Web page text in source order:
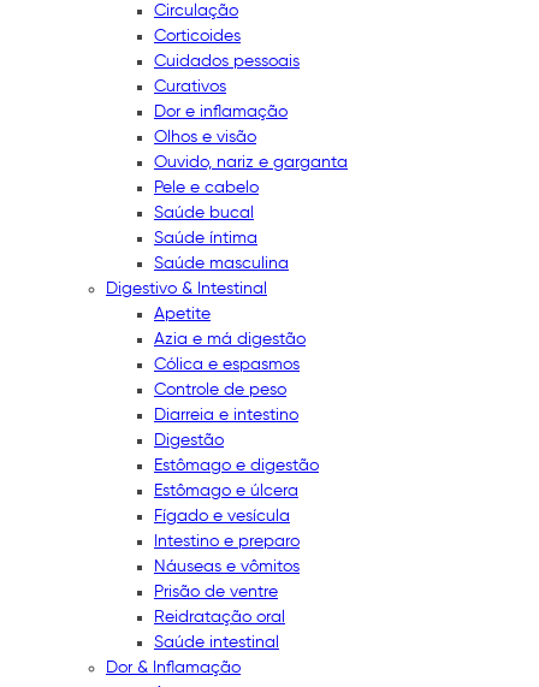
Circulação
Corticoides
Cuidados pessoais
Curativos
Dor e inflamação
Olhos e visão
Ouvido, nariz e garganta
Pele e cabelo
Saúde bucal
Saúde íntima
Saúde masculina
Digestivo & Intestinal
Apetite
Azia e má digestão
Cólica e espasmos
Controle de peso
Diarreia e intestino
Digestão
Estômago e digestão
Estômago e úlcera
Fígado e vesícula
Intestino e preparo
Náuseas e vômitos
Prisão de ventre
Reidratação oral
Saúde intestinal
Dor & Inflamação